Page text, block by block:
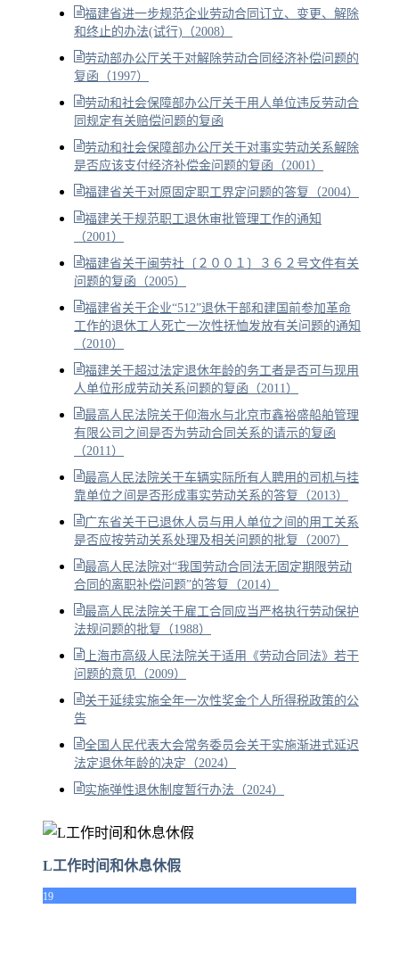
福建省进一步规范企业劳动合同订立、变更、解除
和终止的办法(试行)（2008）
劳动部办公厅关于对解除劳动合同经济补偿问题的
复函（1997）
劳动和社会保障部办公厅关于用人单位违反劳动合
同规定有关赔偿问题的复函
劳动和社会保障部办公厅关于对事实劳动关系解除
是否应该支付经济补偿金问题的复函（2001）
福建省关于对原固定职工界定问题的答复（2004）
福建关于规范职工退休审批管理工作的通知
（2001）
福建省关于闽劳社〔２００１〕３６２号文件有关
问题的复函（2005）
福建省关于企业“512”退休干部和建国前参加革命
工作的退休工人死亡一次性抚恤发放有关问题的通知
（2010）
福建关于超过法定退休年龄的务工者是否可与现用
人单位形成劳动关系问题的复函（2011）
最高人民法院关于仰海水与北京市鑫裕盛船舶管理
有限公司之间是否为劳动合同关系的请示的复函
（2011）
最高人民法院关于车辆实际所有人聘用的司机与挂
靠单位之间是否形成事实劳动关系的答复（2013）
广东省关于已退休人员与用人单位之间的用工关系
是否应按劳动关系处理及相关问题的批复（2007）
最高人民法院对“我国劳动合同法无固定期限劳动
合同的离职补偿问题”的答复（2014）
最高人民法院关于雇工合同应当严格执行劳动保护
法规问题的批复（1988）
上海市高级人民法院关于适用《劳动合同法》若干
问题的意见（2009）
关于延续实施全年一次性奖金个人所得税政策的公
告
全国人民代表大会常务委员会关于实施渐进式延迟
法定退休年龄的决定（2024）
实施弹性退休制度暂行办法（2024）
L工作时间和休息休假
19